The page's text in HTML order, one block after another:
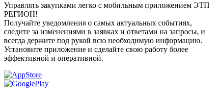
Управлять закупками легко с мобильным приложением ЭТП
РЕГИОН!
Получайте уведомления о самых актуальных событиях,
следите за изменениями в заявках и ответами на запросы, и
всегда держите под рукой всю необходимую информацию.
Установите приложение и сделайте свою работу более
эффективной и оперативной.